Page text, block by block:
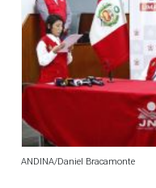
ANDINA/Daniel Bracamonte